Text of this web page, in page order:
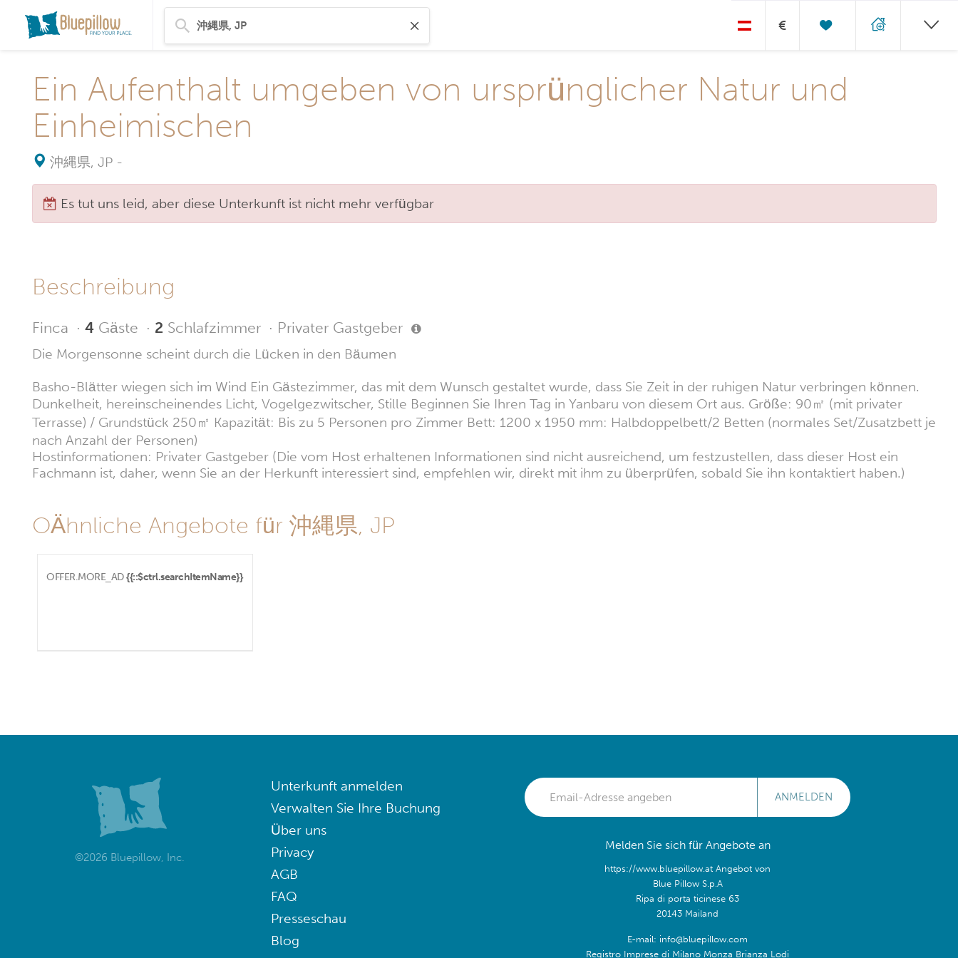
€
Ein Aufenthalt umgeben von ursprünglicher Natur und
Einheimischen
沖縄県, JP -
Es tut uns leid, aber diese Unterkunft ist nicht mehr verfügbar
Beschreibung
Finca · 4 Gäste · 2 Schlafzimmer · Privater Gastgeber
Die Morgensonne scheint durch die Lücken in den Bäumen
Basho-Blätter wiegen sich im Wind Ein Gästezimmer, das mit dem Wunsch gestaltet wurde, dass Sie Zeit in der ruhigen Natur verbringen können.
Dunkelheit, hereinscheinendes Licht, Vogelgezwitscher, Stille Beginnen Sie Ihren Tag in Yanbaru von diesem Ort aus. Größe: 90㎡ (mit privater
Terrasse) / Grundstück 250㎡ Kapazität: Bis zu 5 Personen pro Zimmer Bett: 1200 x 1950 mm: Halbdoppelbett/2 Betten (normales Set/Zusatzbett je
nach Anzahl der Personen)
Hostinformationen: Privater Gastgeber (Die vom Host erhaltenen Informationen sind nicht ausreichend, um festzustellen, dass dieser Host ein
Fachmann ist, daher, wenn Sie an der Herkunft interessiert sind, empfehlen wir, direkt mit ihm zu überprüfen, sobald Sie ihn kontaktiert haben.)
OÄhnliche Angebote für 沖縄県, JP
OFFER.MORE_AD {{::$ctrl.searchItemName}}
©2026 Bluepillow, Inc.
Unterkunft anmelden
Verwalten Sie Ihre Buchung
Über uns
Privacy
AGB
FAQ
Presseschau
Blog
ANMELDEN
Melden Sie sich für Angebote an
https://www.bluepillow.at Angebot von
Blue Pillow S.p.A
Ripa di porta ticinese 63
20143 Mailand
E-mail: info@bluepillow.com
Registro Imprese di Milano Monza Brianza Lodi